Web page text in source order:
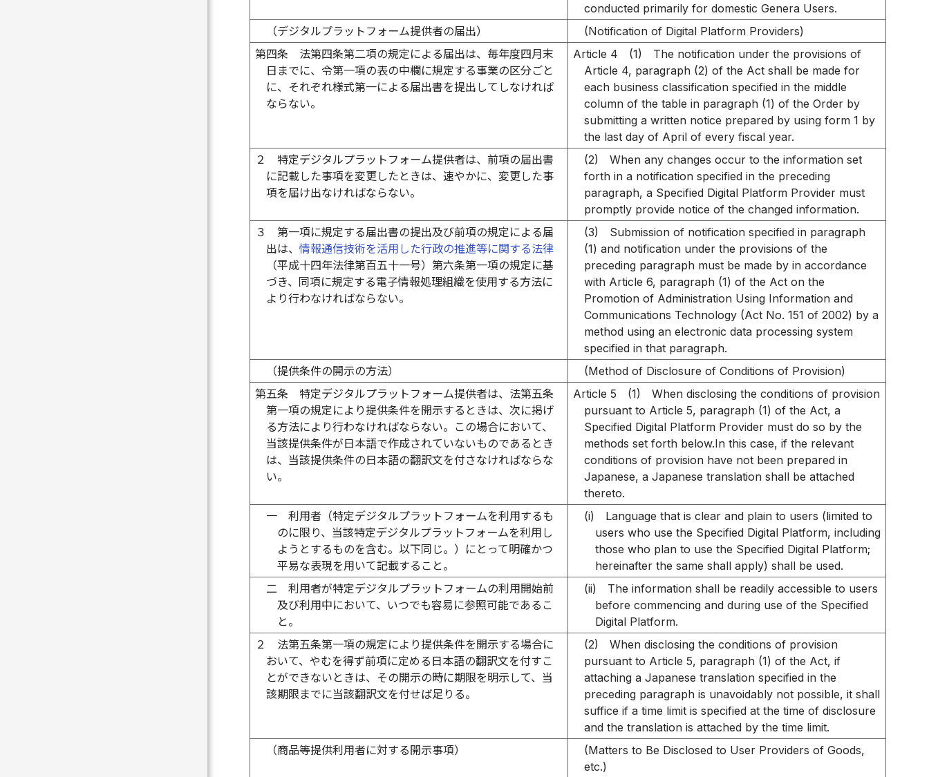
conducted primarily for domestic Genera Users.
（デジタルプラットフォーム提供者の届出）
(Notification of Digital Platform Providers)
第四条
法第四条第二項の規定による届出は、毎年度四月末
日までに、令第一項の表の中欄に規定する事業の区分ごと
に、それぞれ様式第一による届出書を提出してしなければ
ならない。
Article 4 (1)
The notification under the provisions of
Article 4, paragraph (2) of the Act shall be made for
each business classification specified in the middle
column of the table in paragraph (1) of the Order by
submitting a written notice prepared by using form 1 by
the last day of April of every fiscal year.
２
特定デジタルプラットフォーム提供者は、前項の届出書
に記載した事項を変更したときは、速やかに、変更した事
項を届け出なければならない。
(2)
When any changes occur to the information set
forth in a notification specified in the preceding
paragraph, a Specified Digital Platform Provider must
promptly provide notice of the changed information.
３
第一項に規定する届出書の提出及び前項の規定による届
出は、情報通信技術を活用した行政の推進等に関する法律
（平成十四年法律第百五十一号）第六条第一項の規定に基
づき、同項に規定する電子情報処理組織を使用する方法に
より行わなければならない。
(3)
Submission of notification specified in paragraph
(1) and notification under the provisions of the
preceding paragraph must be made by in accordance
with Article 6, paragraph (1) of the Act on the
Promotion of Administration Using Information and
Communications Technology (Act No. 151 of 2002) by a
method using an electronic data processing system
specified in that paragraph.
（提供条件の開示の方法）
(Method of Disclosure of Conditions of Provision)
第五条
特定デジタルプラットフォーム提供者は、法第五条
第一項の規定により提供条件を開示するときは、次に掲げ
る方法により行わなければならない。この場合において、
当該提供条件が日本語で作成されていないものであるとき
は、当該提供条件の日本語の翻訳文を付さなければならな
い。
Article 5 (1)
When disclosing the conditions of provision
pursuant to Article 5, paragraph (1) of the Act, a
Specified Digital Platform Provider must do so by the
methods set forth below.In this case, if the relevant
conditions of provision have not been prepared in
Japanese, a Japanese translation shall be attached
thereto.
一
利用者（特定デジタルプラットフォームを利用するも
のに限り、当該特定デジタルプラットフォームを利用し
ようとするものを含む。以下同じ。）にとって明確かつ
平易な表現を用いて記載すること。
(i)
Language that is clear and plain to users (limited to
users who use the Specified Digital Platform, including
those who plan to use the Specified Digital Platform;
hereinafter the same shall apply) shall be used.
二
利用者が特定デジタルプラットフォームの利用開始前
及び利用中において、いつでも容易に参照可能であるこ
と。
(ii)
The information shall be readily accessible to users
before commencing and during use of the Specified
Digital Platform.
２
法第五条第一項の規定により提供条件を開示する場合に
おいて、やむを得ず前項に定める日本語の翻訳文を付すこ
とができないときは、その開示の時に期限を明示して、当
該期限までに当該翻訳文を付せば足りる。
(2)
When disclosing the conditions of provision
pursuant to Article 5, paragraph (1) of the Act, if
attaching a Japanese translation specified in the
preceding paragraph is unavoidably not possible, it shall
suffice if a time limit is specified at the time of disclosure
and the translation is attached by the time limit.
（商品等提供利用者に対する開示事項）
(Matters to Be Disclosed to User Providers of Goods,
etc.)